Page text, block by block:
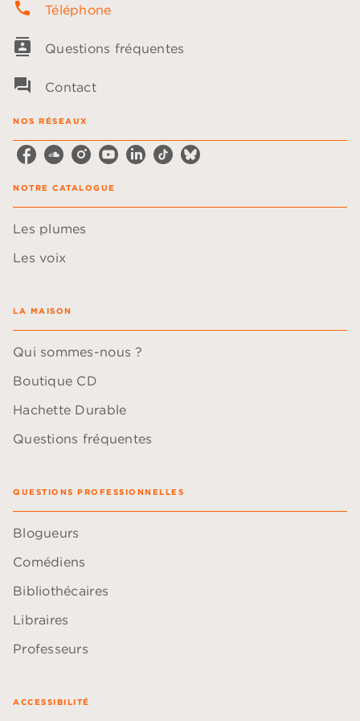
phone Téléphone
contacts Questions fréquentes
question_answer Contact
NOS RÉSEAUX
NOTRE CATALOGUE
Les plumes
Les voix
LA MAISON
Qui sommes-nous ?
Boutique CD
Hachette Durable
Questions fréquentes
QUESTIONS PROFESSIONNELLES
Blogueurs
Comédiens
Bibliothécaires
Libraires
Professeurs
ACCESSIBILITÉ